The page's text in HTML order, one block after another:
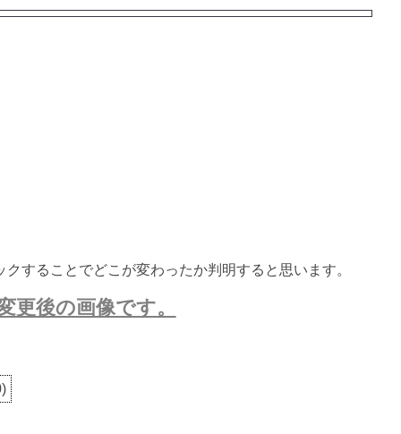
することでどこが変わったか判明すると思います。
更後の画像です。
)